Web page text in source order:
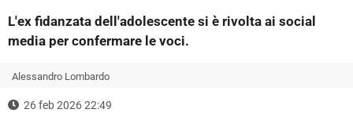
L'ex fidanzata dell'adolescente si è rivolta ai social
media per confermare le voci.
Alessandro Lombardo
26 feb 2026 22:49